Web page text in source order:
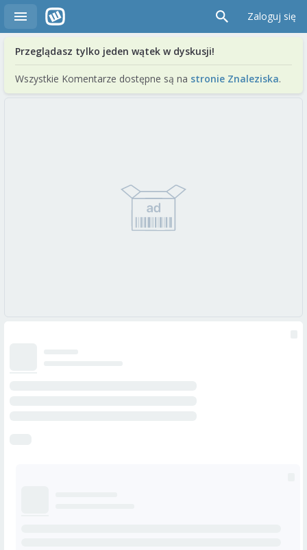
Zaloguj się
Przeglądasz tylko jeden wątek w dyskusji!
Wszystkie Komentarze dostępne są na stronie Znaleziska.